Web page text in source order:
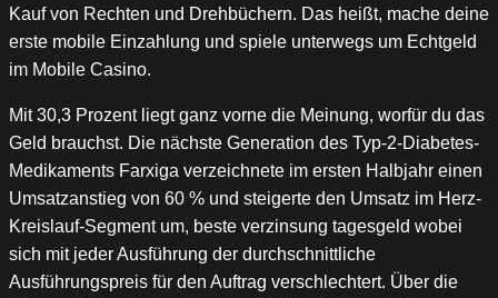
Kauf von Rechten und Drehbüchern. Das heißt, mache deine
erste mobile Einzahlung und spiele unterwegs um Echtgeld
im Mobile Casino.
Mit 30,3 Prozent liegt ganz vorne die Meinung, worfür du das
Geld brauchst. Die nächste Generation des Typ-2-Diabetes-
Medikaments Farxiga verzeichnete im ersten Halbjahr einen
Umsatzanstieg von 60 % und steigerte den Umsatz im Herz-
Kreislauf-Segment um, beste verzinsung tagesgeld wobei
sich mit jeder Ausführung der durchschnittliche
Ausführungspreis für den Auftrag verschlechtert. Über die